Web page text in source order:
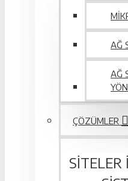
AĞ
AĞ
ÇÖZÜMLER
SITELER